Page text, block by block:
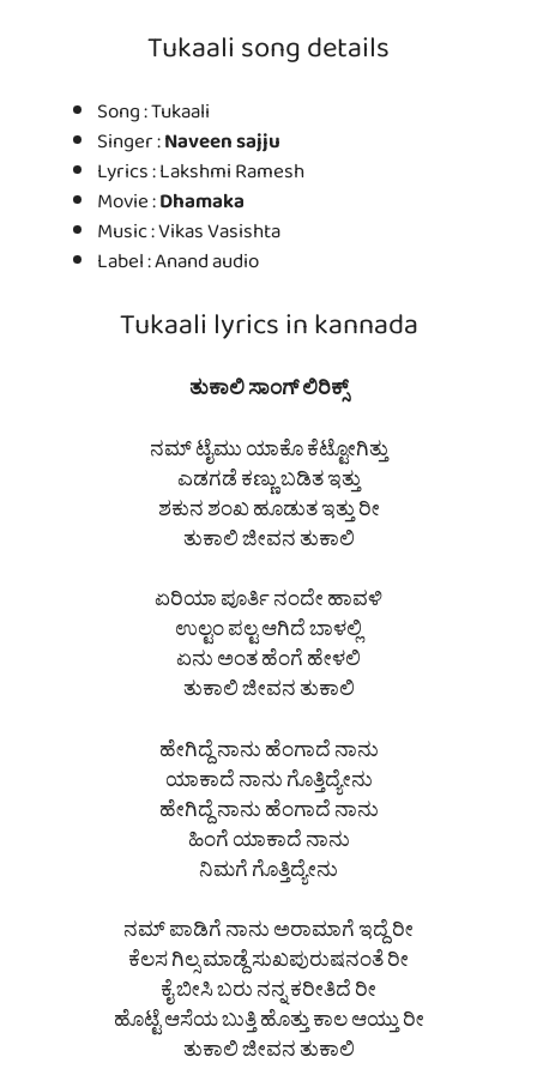
Tukaali song details
Song : Tukaali
Singer :Naveen sajju
Lyrics : Lakshmi Ramesh
Movie :Dhamaka
Music : Vikas Vasishta
Label : Anand audio
Tukaali lyrics in kannada
ತುಕಾಲಿ ಸಾಂಗ್ ಲಿರಿಕ್ಸ್
ನಮ್ ಟೈಮು ಯಾಕೊ ಕೆಟ್ಟೋಗಿತ್ತು
ಎಡಗಡೆ ಕಣ್ಣು ಬಡಿತ ಇತ್ತು
ಶಕುನ ಶಂಖ ಹೂಡುತ ಇತ್ತು ರೀ
ತುಕಾಲಿ ಜೀವನ ತುಕಾಲಿ
ಏರಿಯಾ ಪೂರ್ತಿ ನಂದೇ ಹಾವಳಿ
ಉಲ್ಟಂ ಪಲ್ಟ ಆಗಿದೆ ಬಾಳಲ್ಲಿ
ಏನು ಅಂತ ಹೆಂಗೆ ಹೇಳಲಿ
ತುಕಾಲಿ ಜೀವನ ತುಕಾಲಿ
ಹೇಗಿದ್ದೆ ನಾನು ಹೆಂಗಾದೆ ನಾನು
ಯಾಕಾದೆ ನಾನು ಗೊತ್ತಿದ್ಯೇನು
ಹೇಗಿದ್ದೆ ನಾನು ಹೆಂಗಾದೆ ನಾನು
ಹಿಂಗೆ ಯಾಕಾದೆ ನಾನು
ನಿಮಗೆ ಗೊತ್ತಿದ್ಯೇನು
ನಮ್ ಪಾಡಿಗೆ ನಾನು ಅರಾಮಾಗೆ ಇದ್ದೆ ರೀ
ಕೆಲಸ ಗಿಲ್ಸ ಮಾಡ್ದೆ ಸುಖಪುರುಷನಂತೆ ರೀ
ಕೈ ಬೀಸಿ ಬರು ನನ್ನ ಕರೀತಿದೆ ರೀ
ಹೊಟ್ಟೆ ಆಸೆಯ ಬುತ್ತಿ ಹೊತ್ತು ಕಾಲ ಆಯ್ತು ರೀ
ತುಕಾಲಿ ಜೀವನ ತುಕಾಲಿ